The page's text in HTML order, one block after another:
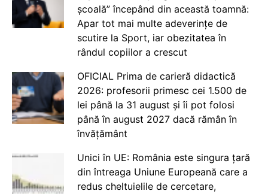
școală” începând din această toamnă:
Apar tot mai multe adeverințe de
scutire la Sport, iar obezitatea în
rândul copiilor a crescut
OFICIAL Prima de carieră didactică
2026: profesorii primesc cei 1.500 de
lei până la 31 august și îi pot folosi
până în august 2027 dacă rămân în
învățământ
Unici în UE: România este singura țară
din întreaga Uniune Europeană care a
redus cheltuielile de cercetare,